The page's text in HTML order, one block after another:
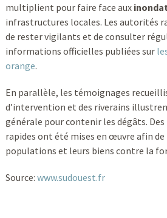
multiplient pour faire face aux
infrastructures locales. Les autorités
de rester vigilants et de consulter
informations officielles publiées sur
orange.
En parallèle, les témoignages
d’intervention et des riverains
générale pour contenir les dégâts.
rapides ont été mises en œuvre afin
populations et leurs biens contre la
Source: www.sudouest.fr